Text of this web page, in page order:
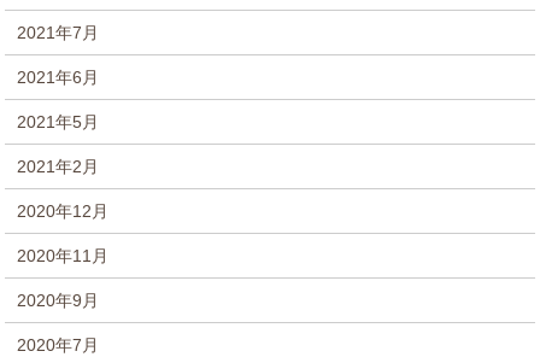
2021年7月
2021年6月
2021年5月
2021年2月
2020年12月
2020年11月
2020年9月
2020年7月